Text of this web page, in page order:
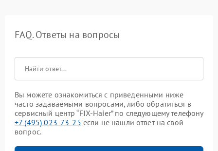
FAQ. Ответы на вопросы
Вы можете ознакомиться с приведенными ниже
часто задаваемыми вопросами, либо обратиться в
сервисный центр “FIX-Haier” по следующему телефону
+7 (495) 023-73-25 если не нашли ответ на свой
вопрос.